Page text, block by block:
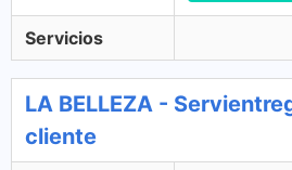
Servicios
LA BELLEZA -
cliente